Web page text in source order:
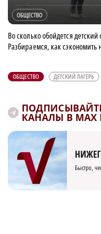
ОБЩЕСТВО
Во сколько обойдется детский
Разбираемся, как сэкономить
ОБЩЕСТВО ДЕТСКИЙ ЛАГЕРЬ
КАНАЛЫ В MAX
Быстро,